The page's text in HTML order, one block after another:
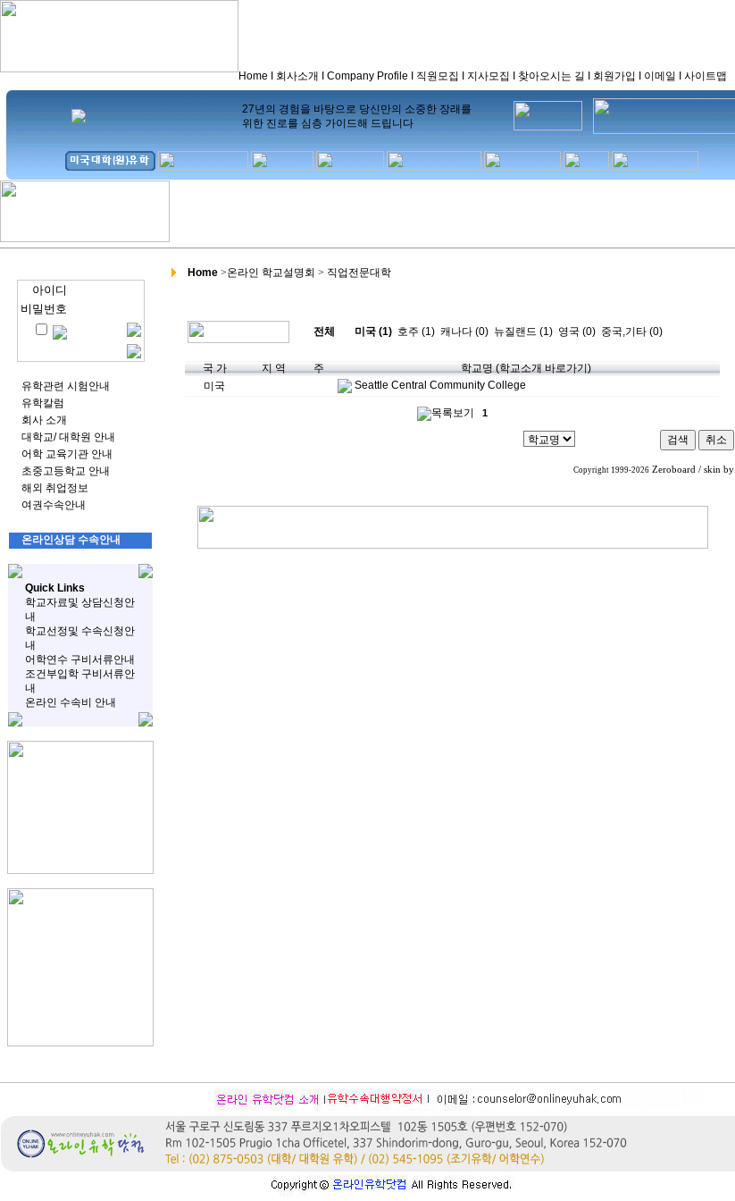
Home 회사소개 Company Profile 직원모집 지사모집 찾아오시는 길 회원가입 이메일 사이트맵
27년의 경험을 바탕으로 당신만의 소중한 장래를
위한 진로를 심층 가이드해 드립니다
아이디
비밀번호
유학관련 시험안내
유학칼럼
회사 소개
대학교/ 대학원 안내
어학 교육기관 안내
초중고등학교 안내
해외 취업정보
여권수속안내
온라인상담 수속안내
Quick Links
학교자료및 상담신청안
내
학교선정및 수속신청안
내
어학연수 구비서류안내
조건부입학 구비서류안
내
온라인 수속비 안내
Home >온라인 학교설명회 > 직업전문대학
전체 미국 (1) 호주 (1) 캐나다 (0) 뉴질랜드 (1) 영국 (0) 중국,기타 (0)
국 가 지 역 주
학교명 (학교소개 바로가기)
미국
Seattle Central Community College
1
Copyright 1999-2026 Zeroboard / skin by